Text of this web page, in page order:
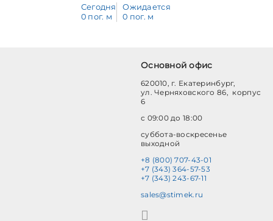
Сегодня
0 пог. м
Ожидается
0 пог. м
Основной офис
620010, г. Екатеринбург,
ул. Черняховского 86, корпус
6
с 09:00 до 18:00
суббота-воскресенье
выходной
+8 (800) 707-43-01
+7 (343) 364-57-53
+7 (343) 243-67-11
sales@stimek.ru